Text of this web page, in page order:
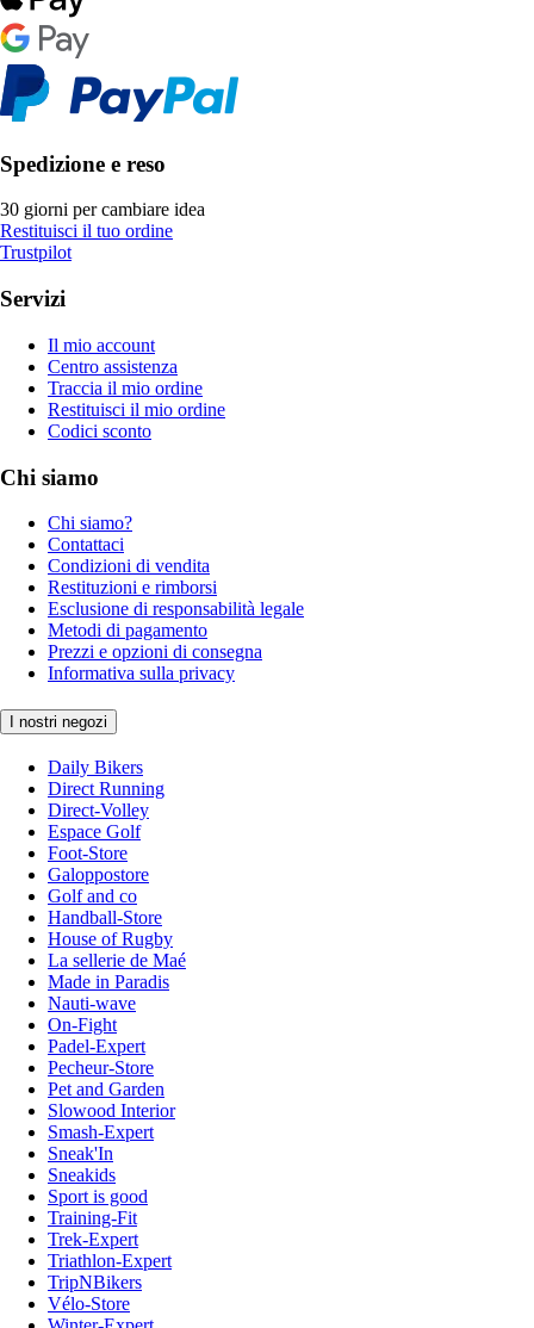
Spedizione e reso
30 giorni per cambiare idea
Restituisci il tuo ordine
Trustpilot
Servizi
Il mio account
Centro assistenza
Traccia il mio ordine
Restituisci il mio ordine
Codici sconto
Chi siamo
Chi siamo?
Contattaci
Condizioni di vendita
Restituzioni e rimborsi
Esclusione di responsabilità legale
Metodi di pagamento
Prezzi e opzioni di consegna
Informativa sulla privacy
I nostri negozi
Daily Bikers
Direct Running
Direct-Volley
Espace Golf
Foot-Store
Galoppostore
Golf and co
Handball-Store
House of Rugby
La sellerie de Maé
Made in Paradis
Nauti-wave
On-Fight
Padel-Expert
Pecheur-Store
Pet and Garden
Slowood Interior
Smash-Expert
Sneak'In
Sneakids
Sport is good
Training-Fit
Trek-Expert
Triathlon-Expert
TripNBikers
Vélo-Store